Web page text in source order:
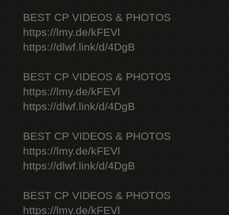
BEST CP VIDEOS & PHOTOS
https://lmy.de/kFEVl
https://dlwf.link/d/4DgB
BEST CP VIDEOS & PHOTOS
https://lmy.de/kFEVl
https://dlwf.link/d/4DgB
BEST CP VIDEOS & PHOTOS
https://lmy.de/kFEVl
https://dlwf.link/d/4DgB
BEST CP VIDEOS & PHOTOS
https://lmy.de/kFEVl